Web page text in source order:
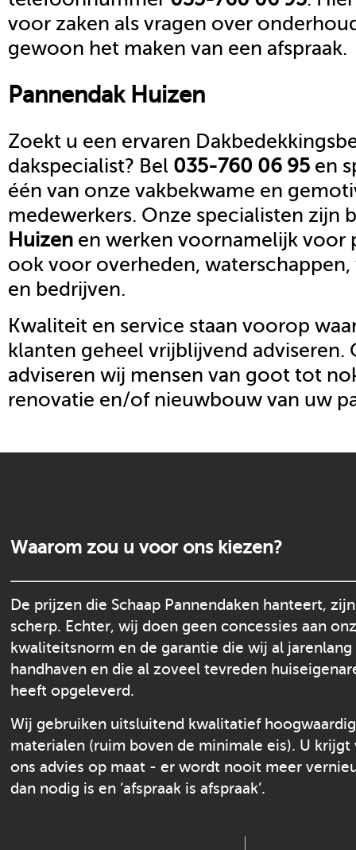
voor zaken als vragen over
gewoon het maken van een afspraak.
Pannendak Huizen
Zoekt u een ervaren
dakspecialist? Bel 035-760 06 95 en
één van onze vakbekwame en
medewerkers. Onze specialisten zijn
Huizen en werken voornamelijk voor
ook voor overheden,
en bedrijven.
Kwaliteit en service staan voorop
klanten geheel vrijblijvend adviseren.
adviseren wij mensen van goot tot
renovatie en/of nieuwbouw van uw
Waarom zou u voor ons kiezen?
De prijzen die Schaap Pannendaken hanteert,
scherp. Echter, wij doen geen concessies aan
kwaliteitsnorm en de garantie die wij al jarenlang
handhaven en die al zoveel tevreden
heeft opgeleverd.
Wij gebruiken uitsluitend kwalitatief
materialen (ruim boven de minimale eis). U krijgt
ons advies op maat - er wordt nooit meer
dan nodig is en ‘afspraak is afspraak’.